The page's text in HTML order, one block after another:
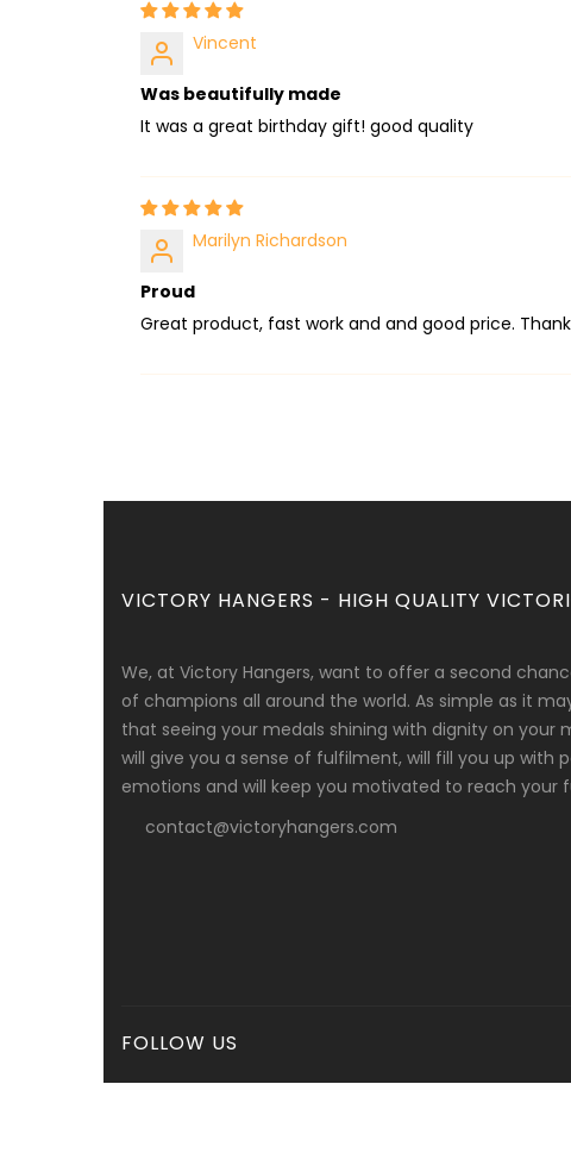
Vincent
Was beautifully made
It was a great birthday gift! good quality
Marilyn Richardson
Proud
Great product, fast work and and good price.
VICTORY HANGERS - HIGH QUALITY
We, at Victory Hangers, want to offer a second
of champions all around the world. As simple as it
that seeing your medals shining with dignity on your
will give you a sense of fulfilment, will fill you up with
emotions and will keep you motivated to reach your
contact@victoryhangers.com
FOLLOW US